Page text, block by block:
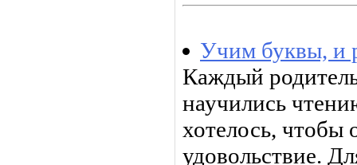
Учим буквы, и
Каждый
научились
хотелось, чтобы
удовольствие.